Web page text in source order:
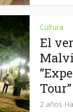
Cultura
El
Tour”
2 años